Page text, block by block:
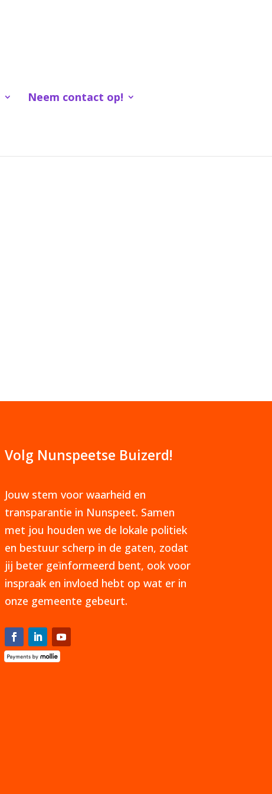
Neem contact op!
Volg Nunspeetse Buizerd!
Jouw stem voor waarheid en
transparantie in Nunspeet. Samen
met jou houden we de lokale politiek
en bestuur scherp in de gaten, zodat
jij beter geïnformeerd bent, ook voor
inspraak en invloed hebt op wat er in
onze gemeente gebeurt.